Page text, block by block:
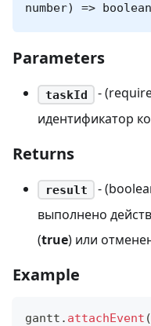
number) =>
Parameters
taskId -
идентификатор
Returns
result
-
выполнено
(true) или
Example
gantt . attachEvent (